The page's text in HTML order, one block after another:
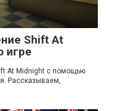
Shift At
игре
At Midnight с помощью
Рассказываем,